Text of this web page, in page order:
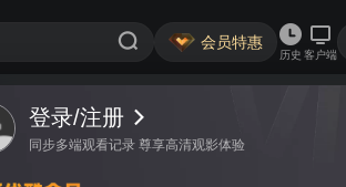
会员特惠
历史 客户端
登录/注册
同步多端观看记录 尊享高清观影体验
视频 讨论